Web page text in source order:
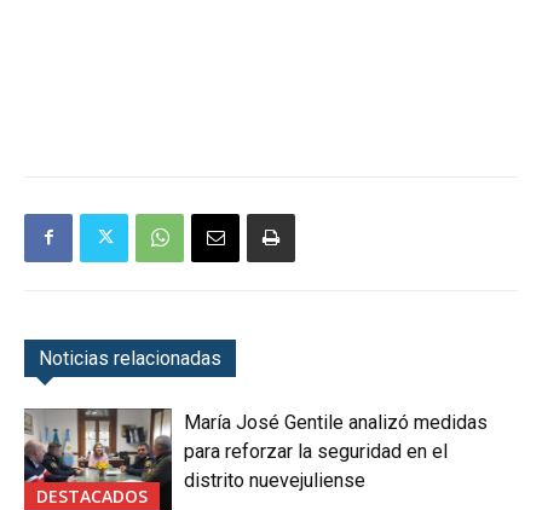
Noticias relacionadas
DESTACADOS
María José Gentile analizó medidas
para reforzar la seguridad en el
distrito nuevejuliense